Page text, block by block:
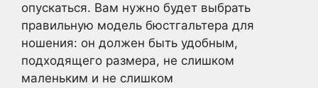
опускаться. Вам нужно будет выбрать
правильную модель бюстгальтера для
ношения: он должен быть удобным,
подходящего размера, не слишком
маленьким и не слишком